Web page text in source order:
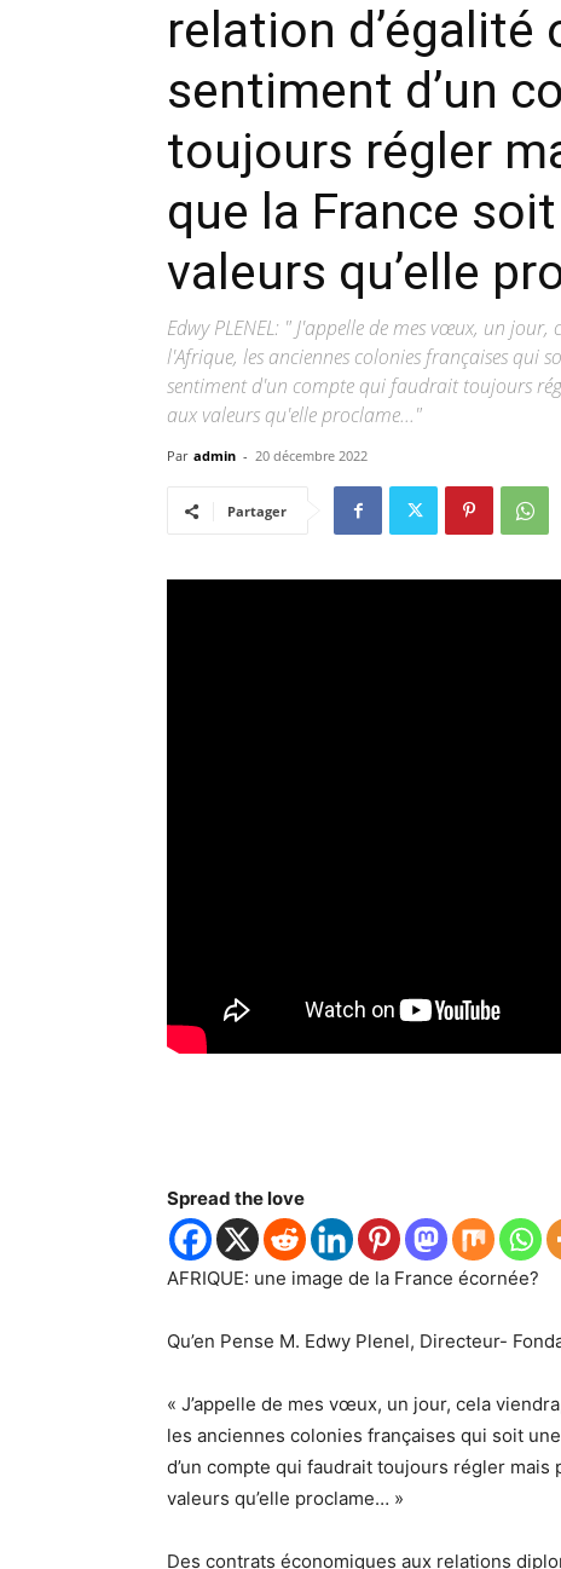
relation d’égalité
sentiment d’un
toujours régler
que la France
valeurs qu’elle
Edwy PLENEL: " J'appelle de mes vœux, un
l'Afrique, les anciennes colonies françaises qui
sentiment d'un compte qui faudrait toujours
aux valeurs qu'elle proclame..."
Par admin - 20 décembre 2022
Partager
Spread the love
AFRIQUE: une image de la France écornée?
Qu’en Pense M. Edwy Plenel, Directeur-
« J’appelle de mes vœux, un jour, cela
les anciennes colonies françaises qui soit
d’un compte qui faudrait toujours régler
valeurs qu’elle proclame… »
Des contrats économiques aux relations